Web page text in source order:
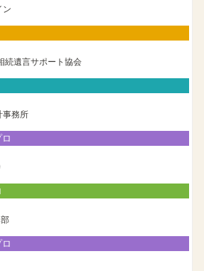
ン
続遺言サポート協会
事務所